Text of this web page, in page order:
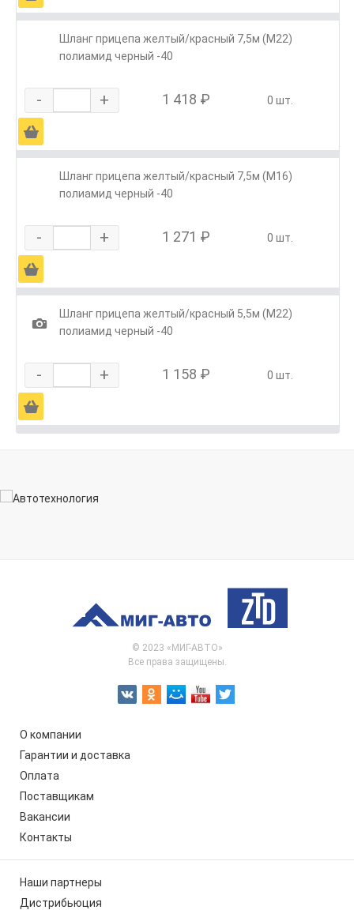
Шланг прицепа желтый/красный 7,5м (М22)
полиамид черный -40
- + 1 418 ₽ 0 шт.
Ä
Шланг прицепа желтый/красный 7,5м (М16)
полиамид черный -40
- + 1 271 ₽ 0 шт.
Ä
1
Шланг прицепа желтый/красный 5,5м (М22)
полиамид черный -40
- + 1 158 ₽ 0 шт.
Ä
© 2023 «МИГ-АВТО»
Все права защищены.
О компании
Гарантии и доставка
Оплата
Поставщикам
Вакансии
Контакты
Наши партнеры
Дистрибьюция